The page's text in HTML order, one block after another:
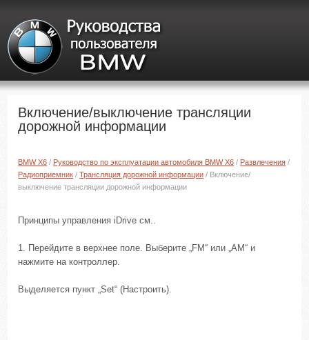
Включение/выключение трансляции
дорожной информации
BMW X6 / Руководство по эксплуатации автомобиля BMW X6 / Развлечения /
Радиоприемник /Трансляция дорожной информации / Включение/
выключение трансляции дорожной информации
Принципы управления iDrive см..
1. Перейдите в верхнее поле. Выберите „FM“ или „AM“ и
нажмите на контроллер.
Выделяется пункт „Set“ (Настроить).